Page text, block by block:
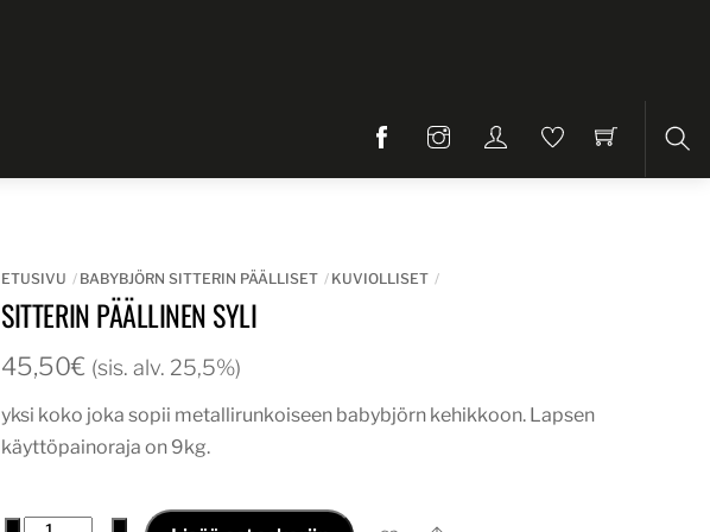
ETUSIVU BABYBJÖRN SITTERIN PÄÄLLISET KUVIOLLISET
SITTERIN PÄÄLLINEN SYLI
45,50€ (sis. alv. 25,5%)
yksi koko joka sopii metallirunkoiseen babybjörn kehikkoon. Lapsen
käyttöpainoraja on 9kg.